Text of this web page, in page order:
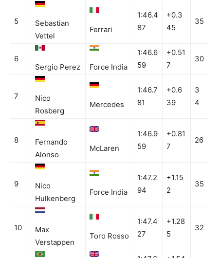
5
Sebastian
Vettel
Ferrari
1:46.4
87
+0.3
45
35
6
Sergio Perez
Force India
1:46.6
59
+0.51
7
30
7
Nico
Rosberg
Mercedes
1:46.7
81
+0.6
39
3
4
8
Fernando
Alonso
McLaren
1:46.9
59
+0.81
7
26
9
Nico
Hulkenberg
Force India
1:47.2
94
+1.15
2
35
10
Max
Verstappen
Toro Rosso
1:47.4
27
+1.28
5
32